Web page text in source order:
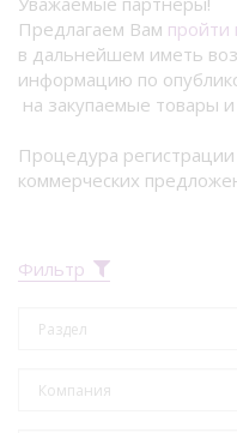
Предлагаем Вам пройти
в дальнейшем иметь
информацию по
на закупаемые товары и
Процедура
коммерческих
Фильтр